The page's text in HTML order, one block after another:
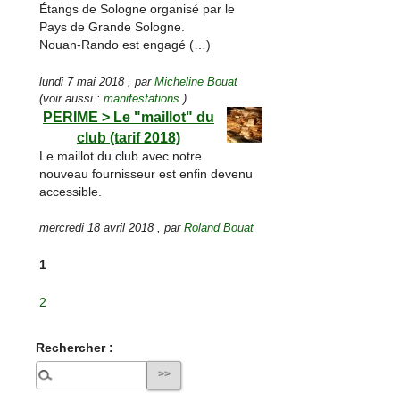
Étangs de Sologne organisé par le
Pays de Grande Sologne.
Nouan-Rando est engagé (…)
lundi 7 mai 2018 ,parMicheline Bouat
(voir aussi :manifestations )
PERIME > Le "maillot" du
club (tarif 2018)
Le maillot du club avec notre
nouveau fournisseur est enfin devenu
accessible.
mercredi 18 avril 2018 ,parRoland Bouat
1
2
Rechercher :